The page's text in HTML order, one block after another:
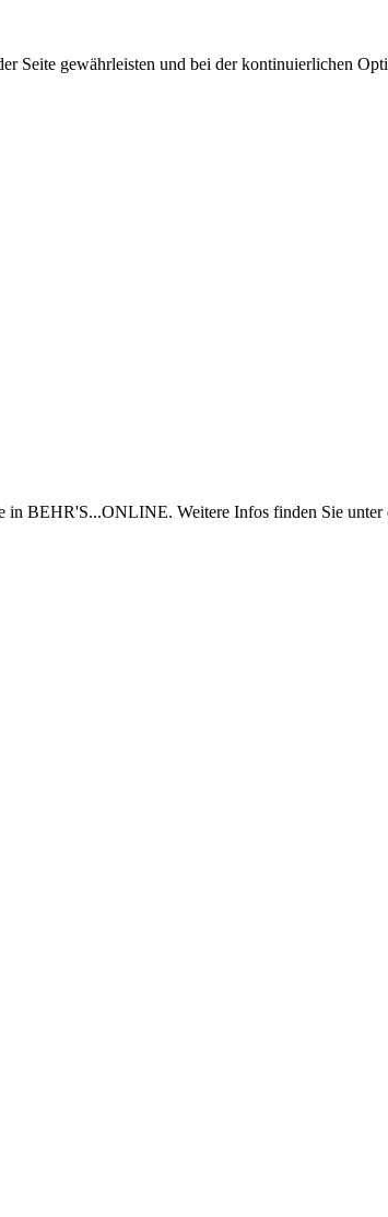
Seite gewährleisten und bei der kontinuierlichen
in BEHR'S...ONLINE. Weitere Infos finden Sie